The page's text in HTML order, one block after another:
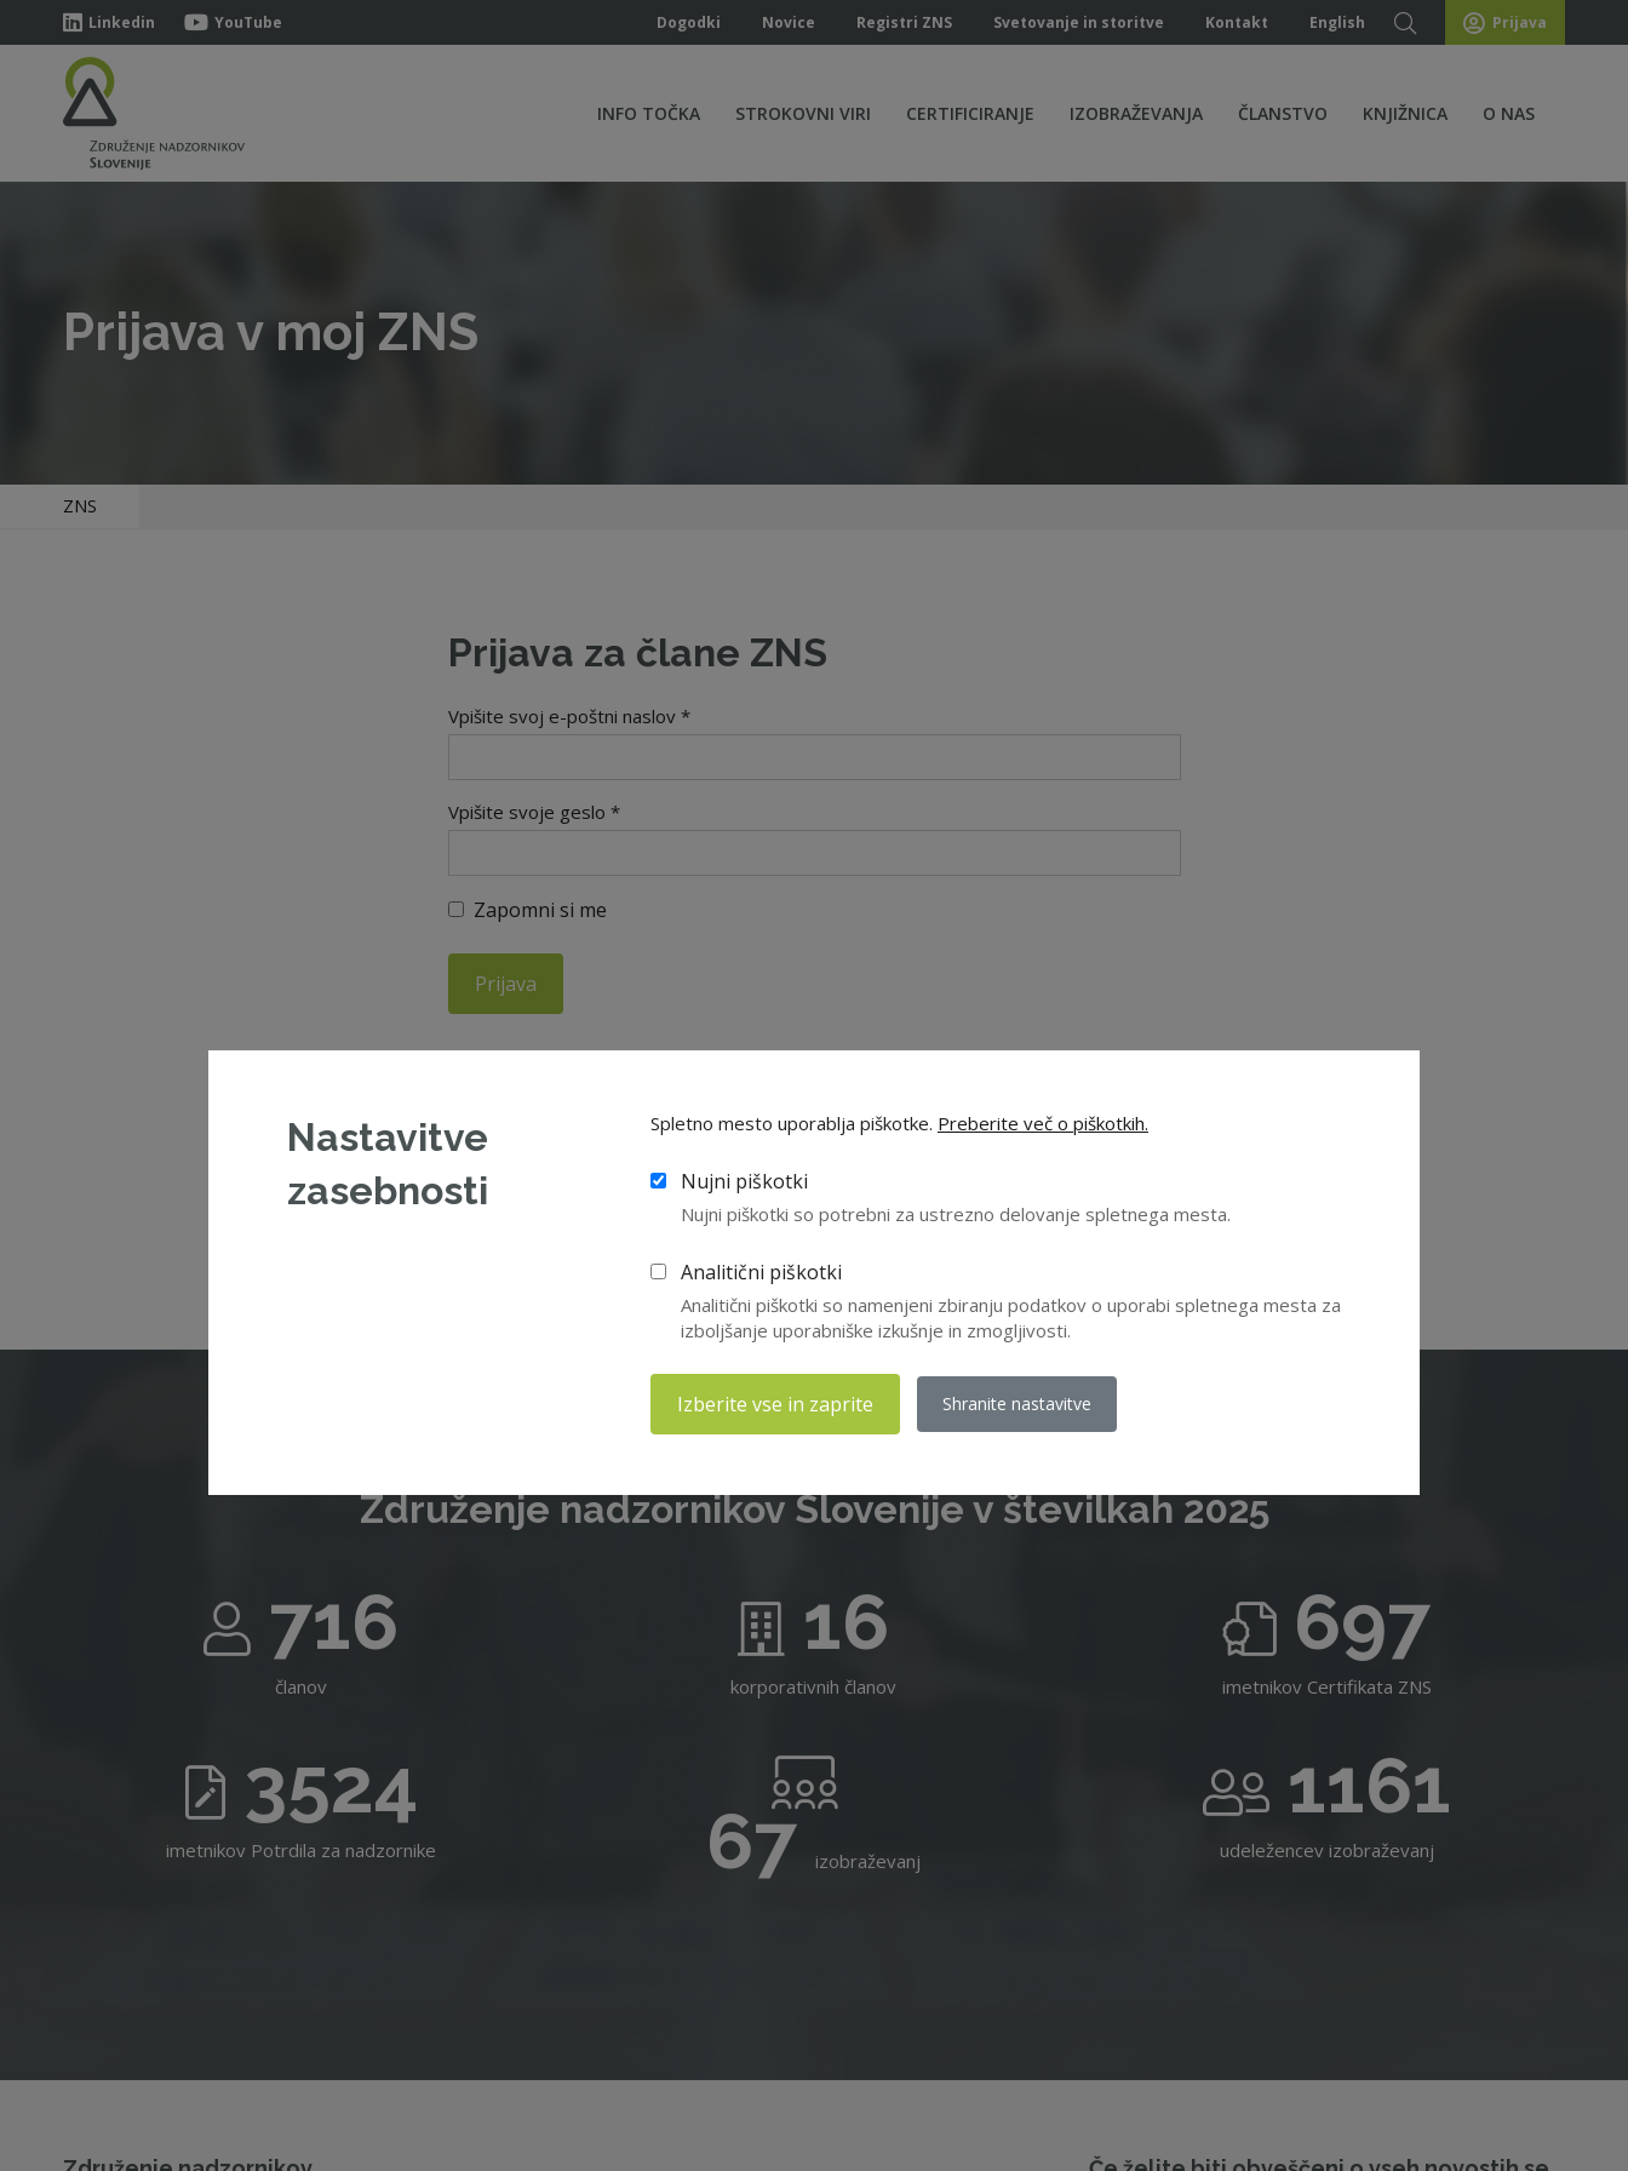
Linkedin YouTube Dogodki Novice Registri ZNS Svetovanje in storitve Kontakt English Prijava
INFO TOČKA STROKOVNI VIRI CERTIFICIRANJE IZOBRAŽEVANJA ČLANSTVO KNJIŽNICA O NAS
Prijava v moj ZNS
ZNS
Prijava za člane ZNS
Vpišite svoj e-poštni naslov *
Vpišite svoje geslo *
Zapomni si me
Prijava
V kolikor še niste član ZNS, vas vabimo da se nam pridružite in izkoristite vse ugodnosti
članstva. Letna članarina znaša 210 EUR, za upokojence pa 55 EUR.
Združenje nadzornikov Slovenije v številkah 2025
716
članov
16
korporativnih članov
697
imetnikov Certifikata ZNS
3524
imetnikov Potrdila za nadzornike 67izobraževanj
1161
udeležencev izobraževanj
Nastavitve
zasebnosti
Spletno mesto uporablja piškotke. Preberite več o piškotkih.
Nujni piškotki
Nujni piškotki so potrebni za ustrezno delovanje spletnega mesta.
Analitični piškotki
Analitični piškotki so namenjeni zbiranju podatkov o uporabi spletnega mesta za
izboljšanje uporabniške izkušnje in zmogljivosti.
Izberite vse in zaprite Shranite nastavitve